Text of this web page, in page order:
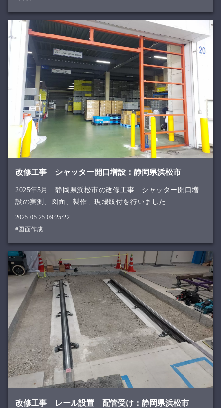
改修工事 シャッター開口増設：静岡県浜松市
2025年5月 静岡県浜松市の改修工事 シャッター開口増
設の実測、図面、製作、現場取付を行いました
2025-05-25 09:25:22
#図面作成
改修工事 レール設置 配管受け：静岡県浜松市